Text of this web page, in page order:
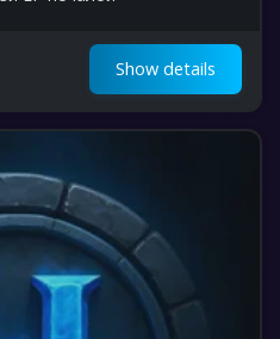
Show details